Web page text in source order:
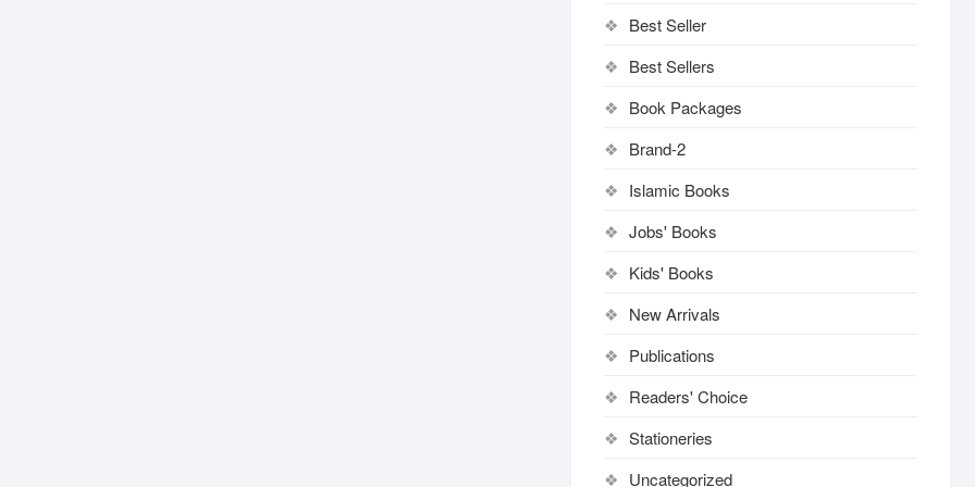
Best Seller
Best Sellers
Book Packages
Brand-2
Islamic Books
Jobs' Books
Kids' Books
New Arrivals
Publications
Readers' Choice
Stationeries
Uncategorized